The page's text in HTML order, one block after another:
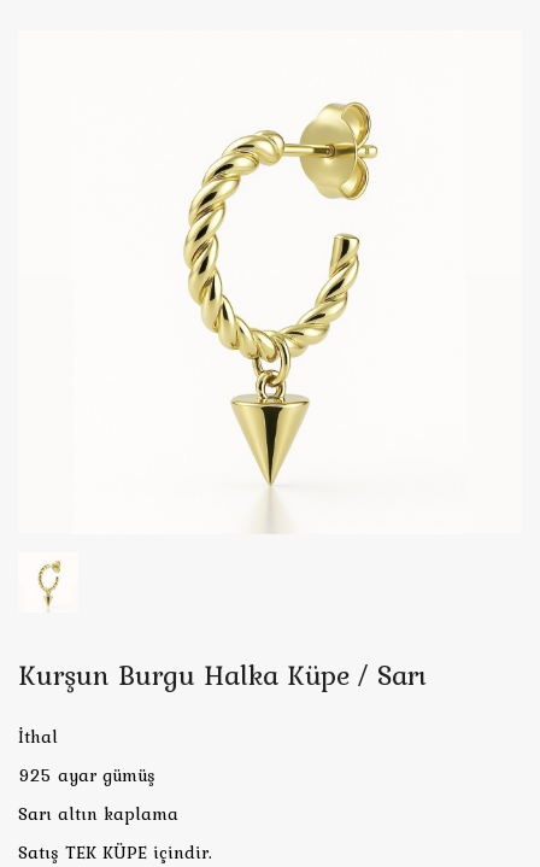
Kurşun Burgu Halka Küpe / Sarı
İthal
925 ayar gümüş
Sarı altın kaplama
Satış TEK KÜPE içindir.